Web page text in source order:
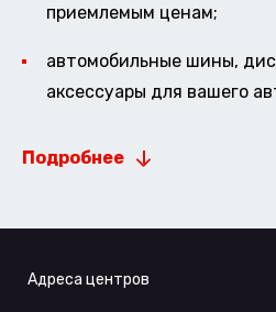
приемлемым ценам;
автомобильные шины,
аксессуары для вашего
Подробнее
Адреса центров